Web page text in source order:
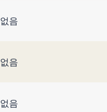
없음
없음
없음